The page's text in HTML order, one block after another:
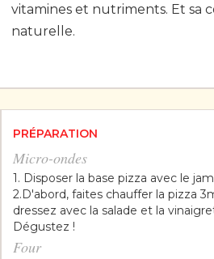
vitamines et nutriments. Et sa
naturelle.
PRÉPARATION
Micro-ondes
1. Disposer la base pizza avec le
2.D'abord, faites chauffer la pizza
dressez avec la salade et la
Dégustez !
Four